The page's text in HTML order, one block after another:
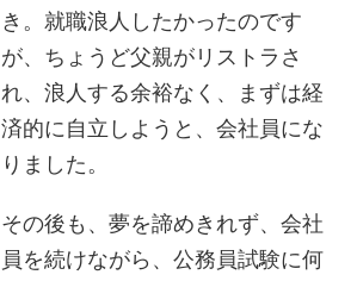
き。就職浪人したかったのです
が、ちょうど父親がリストラさ
れ、浪人する余裕なく、まずは経
済的に自立しようと、会社員にな
りました。
その後も、夢を諦めきれず、会社
員を続けながら、公務員試験に何